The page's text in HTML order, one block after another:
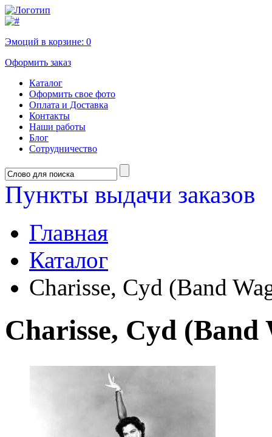
Эмоций в корзине: 0
Оформить заказ
Каталог
Оформить свое фото
Оплата и Доставка
Контакты
Наши работы
Блог
Сотрудничество
Пункты выдачи заказов
Главная
Каталог
Charisse, Cyd (Band
Charisse, Cyd (Band